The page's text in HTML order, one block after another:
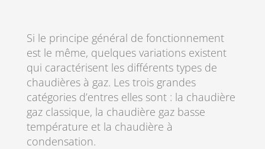
Si le principe général de fonctionnement
est le même, quelques variations existent
qui caractérisent les différents types de
chaudières à gaz. Les trois grandes
catégories d’entres elles sont : la chaudière
gaz classique, la chaudière gaz basse
température et la chaudière à
condensation.